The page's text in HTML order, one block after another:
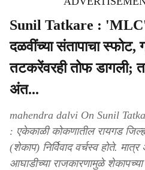
Sunil Tatkare : 'MLC'
दळवींच्या संतापाचा
तटकरेंवरही तोफ डागली;
अंत...
mahendra dalvi On Sunil
: एकेकाळी कोकणातील रायगड
(शेकाप) निर्विवाद वर्चस्व होते.
आघाडीच्या राजकारणामुळे